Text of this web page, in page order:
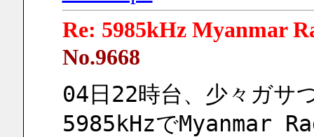
Re: 5985kHz Myanmar
No.9668
04日22時台、少々ガサ
5985kHzでMyanmar